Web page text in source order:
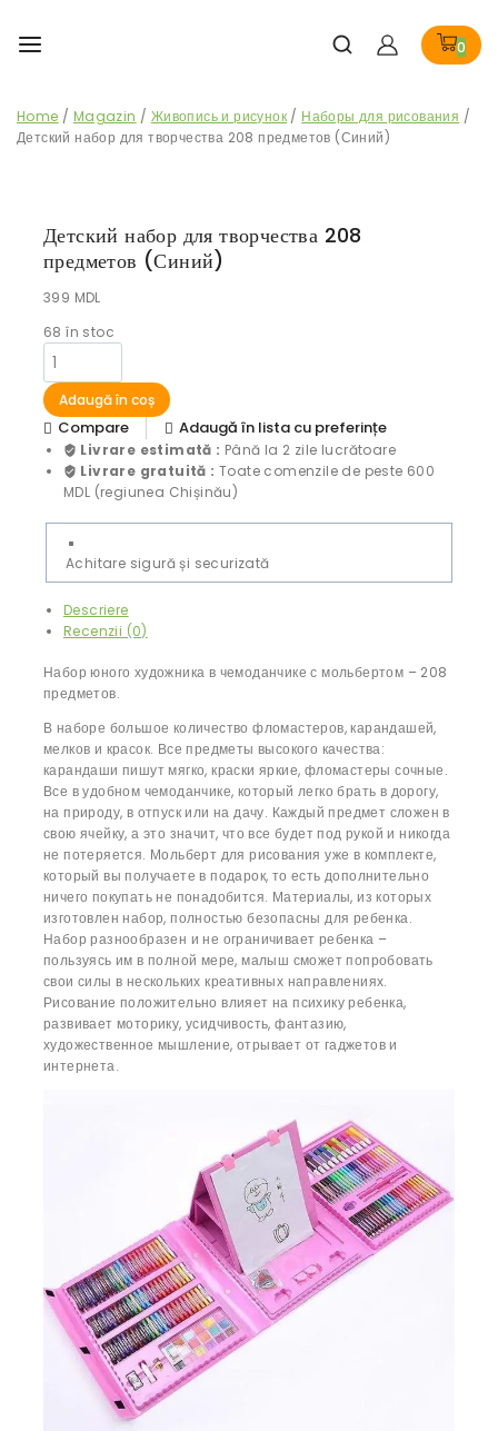
0
Home / Magazin / Живопись и рисунок / Наборы для рисования /
Детский набор для творчества 208 предметов (Синий)
Детский набор для творчества 208
предметов (Синий)
399 MDL
68 în stoc
Adaugă în coș
Compare Adaugă în lista cu preferințe
Livrare estimată : Până la 2 zile lucrătoare
Livrare gratuită :Toate comenzile de peste 600
MDL (regiunea Chișinău)
Achitare sigură și securizată
Descriere
Recenzii (0)
Набор юного художника в чемоданчике с мольбертом – 208
предметов.
В наборе большое количество фломастеров, карандашей,
мелков и красок. Все предметы высокого качества:
карандаши пишут мягко, краски яркие, фломастеры сочные.
Все в удобном чемоданчике, который легко брать в дорогу,
на природу, в отпуск или на дачу. Каждый предмет сложен в
свою ячейку, а это значит, что все будет под рукой и никогда
не потеряется. Мольберт для рисования уже в комплекте,
который вы получаете в подарок, то есть дополнительно
ничего покупать не понадобится. Материалы, из которых
изготовлен набор, полностью безопасны для ребенка.
Набор разнообразен и не ограничивает ребенка –
пользуясь им в полной мере, малыш сможет попробовать
свои силы в нескольких креативных направлениях.
Рисование положительно влияет на психику ребенка,
развивает моторику, усидчивость, фантазию,
художественное мышление, отрывает от гаджетов и
интернета.